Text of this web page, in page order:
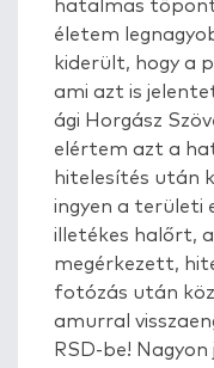
hatalmas
életem
kiderült, hogy a
ami azt is
ági Horgász
elértem azt a
hitelesítés után
ingyen a területi
illetékes halőrt,
megérkezett,
fotózás után
amurral
RSD-be!